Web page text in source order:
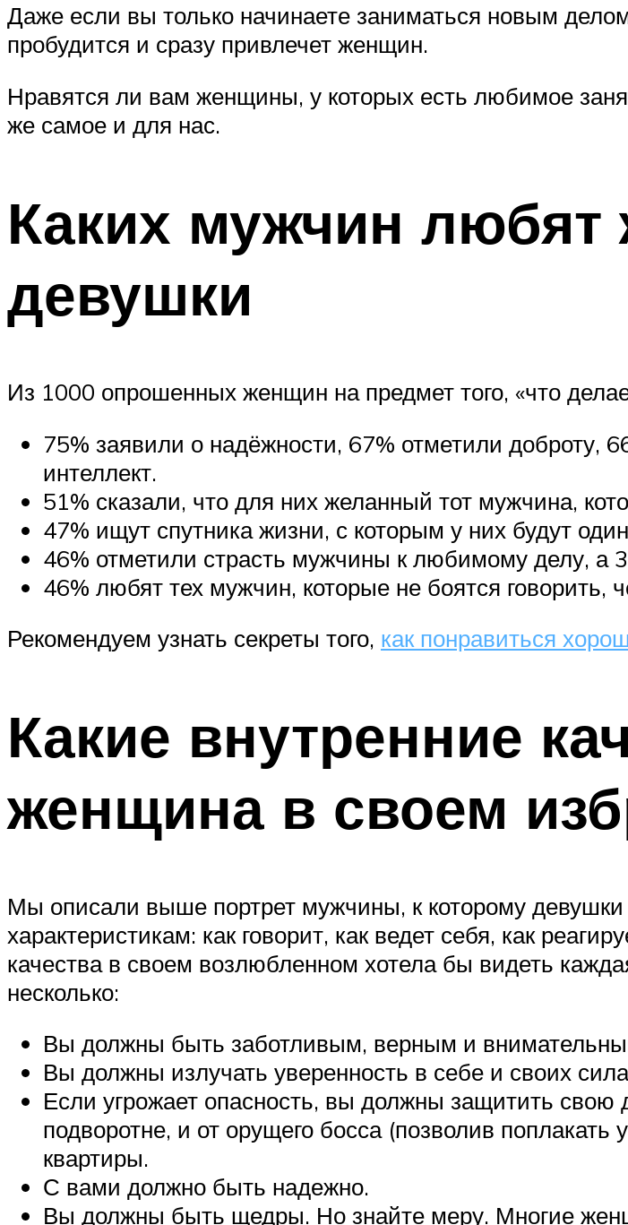
Даже если вы только начинаете заниматься новым
пробудится и сразу привлечет женщин.
Нравятся ли вам женщины, у которых есть любимое
же самое и для нас.
Каких мужчин
девушки
Из 1000 опрошенных женщин на предмет того, «что
75% заявили о надёжности, 67% отметили доброту,
интеллект.
51% сказали, что для них желанный тот мужчина,
47% ищут спутника жизни, с которым у них будут
46% отметили страсть мужчины к любимому делу,
46% любят тех мужчин, которые не боятся говорить,
Рекомендуем узнать секреты того, как понравиться
Какие внутренние
женщина в своем
Мы описали выше портрет мужчины, к которому
характеристикам: как говорит, как ведет себя, как
качества в своем возлюбленном хотела бы видеть
несколько:
Вы должны быть заботливым, верным и
Вы должны излучать уверенность в себе и своих
Если угрожает опасность, вы должны защитить свою
подворотне, и от орущего босса (позволив
квартиры.
С вами должно быть надежно.
Вы должны быть щедры. Но знайте меру. Многие